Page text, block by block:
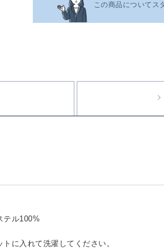
この商品についてス
テル100%
トに入れて洗濯してください。